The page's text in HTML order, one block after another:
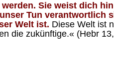
Sie weist dich
Tun verantwortlich
Welt ist. Diese Welt ist
die zukünftige.« (Hebr